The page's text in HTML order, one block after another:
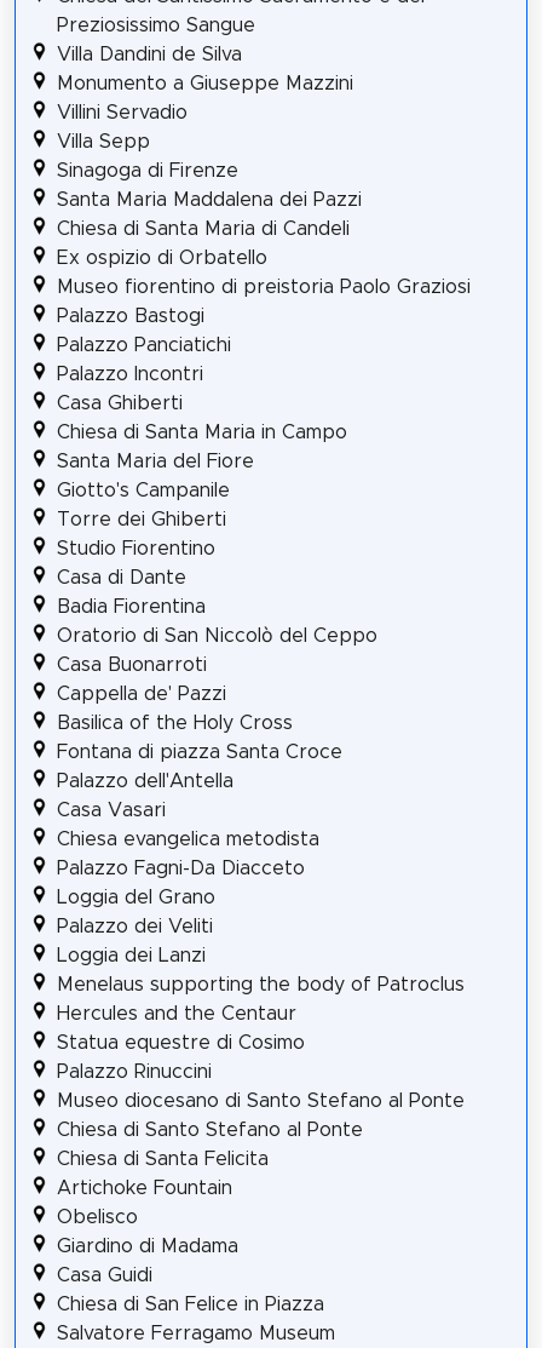
Preziosissimo Sangue
Villa Dandini de Silva
Monumento a Giuseppe Mazzini
Villini Servadio
Villa Sepp
Sinagoga di Firenze
Santa Maria Maddalena dei Pazzi
Chiesa di Santa Maria di Candeli
Ex ospizio di Orbatello
Museo fiorentino di preistoria Paolo Graziosi
Palazzo Bastogi
Palazzo Panciatichi
Palazzo Incontri
Casa Ghiberti
Chiesa di Santa Maria in Campo
Santa Maria del Fiore
Giotto's Campanile
Torre dei Ghiberti
Studio Fiorentino
Casa di Dante
Badia Fiorentina
Oratorio di San Niccolò del Ceppo
Casa Buonarroti
Cappella de' Pazzi
Basilica of the Holy Cross
Fontana di piazza Santa Croce
Palazzo dell'Antella
Casa Vasari
Chiesa evangelica metodista
Palazzo Fagni-Da Diacceto
Loggia del Grano
Palazzo dei Veliti
Loggia dei Lanzi
Menelaus supporting the body of Patroclus
Hercules and the Centaur
Statua equestre di Cosimo
Palazzo Rinuccini
Museo diocesano di Santo Stefano al Ponte
Chiesa di Santo Stefano al Ponte
Chiesa di Santa Felicita
Artichoke Fountain
Obelisco
Giardino di Madama
Casa Guidi
Chiesa di San Felice in Piazza
Salvatore Ferragamo Museum